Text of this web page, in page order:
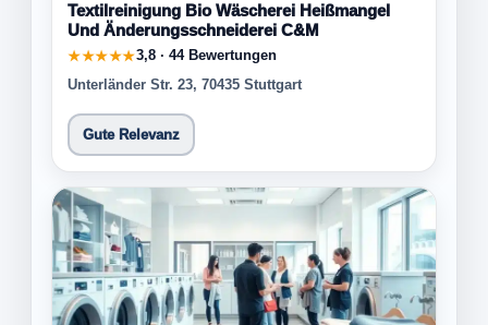
Textilreinigung Bio Wäscherei Heißmangel
Und Änderungsschneiderei C&M
★★★★★3,8 · 44 Bewertungen
Unterländer Str. 23, 70435 Stuttgart
Gute Relevanz